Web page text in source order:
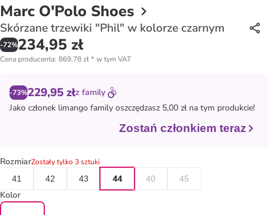
Marc O'Polo Shoes
Skórzane trzewiki "Phil" w kolorze czarnym
-72%234,95 zł
Cena producenta: 869,78 zł* w tym VAT
-73%229,95 złz family
Jako członek limango family oszczędzasz 5,00 zł na tym produkcie!
Zostań członkiem teraz
RozmiarZostały tylko 3 sztuki
41
42 43 44 40 45
Kolor